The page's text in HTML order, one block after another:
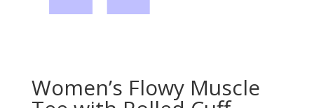
Women’s Flowy Muscle